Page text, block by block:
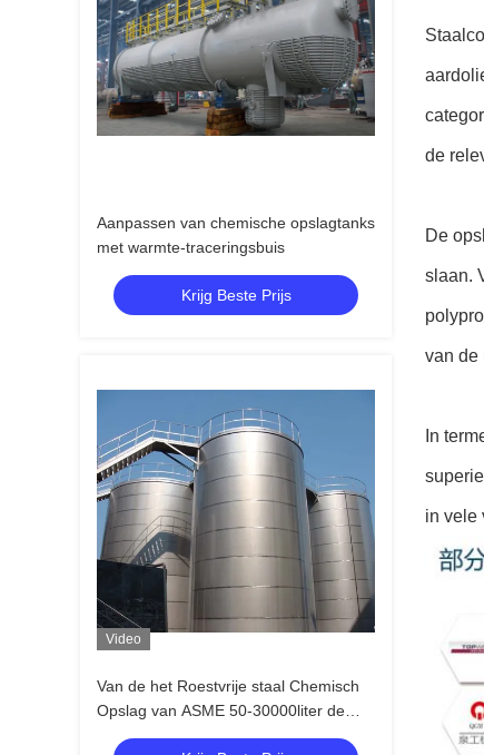
Aanpassen van chemische opslagtanks
met warmte-traceringsbuis
Krijg Beste Prijs
Video
Van de het Roestvrije staal Chemisch
Opslag van ASME 50-30000liter de
Tanksss Opslagvat
de
De
slaan.
van de
In
in vele